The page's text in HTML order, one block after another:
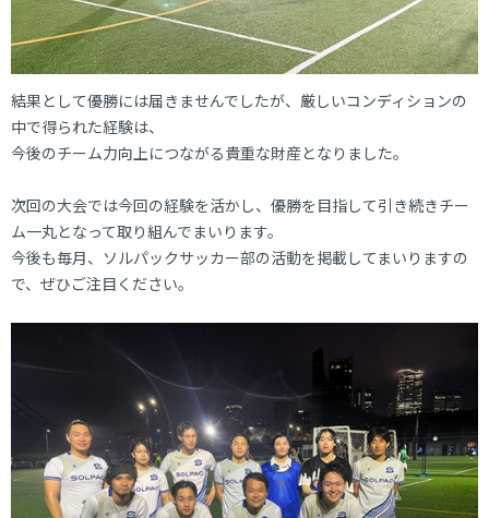
結果として優勝には届きませんでしたが、厳しいコンディションの
中で得られた経験は、
今後のチーム力向上につながる貴重な財産となりました。
次回の大会では今回の経験を活かし、優勝を目指して引き続きチー
ム一丸となって取り組んでまいります。
今後も毎月、ソルパックサッカー部の活動を掲載してまいりますの
で、ぜひご注目ください。